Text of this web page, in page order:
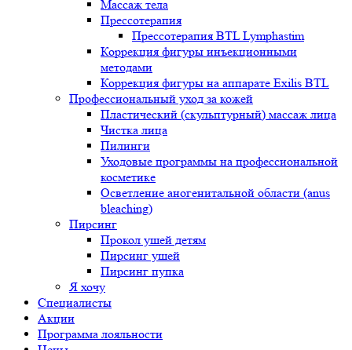
Массаж тела
Прессотерапия
Прессотерапия BTL Lymphastim
Коррекция фигуры инъекционными
методами
Коррекция фигуры на аппарате Exilis BTL
Профессиональный уход за кожей
Пластический (скульптурный) массаж лица
Чистка лица
Пилинги
Уходовые программы на профессиональной
косметике
Осветление аногенитальной области (anus
bleaching)
Пирсинг
Прокол ушей детям
Пирсинг ушей
Пирсинг пупка
Я хочу
Специалисты
Акции
Программа лояльности